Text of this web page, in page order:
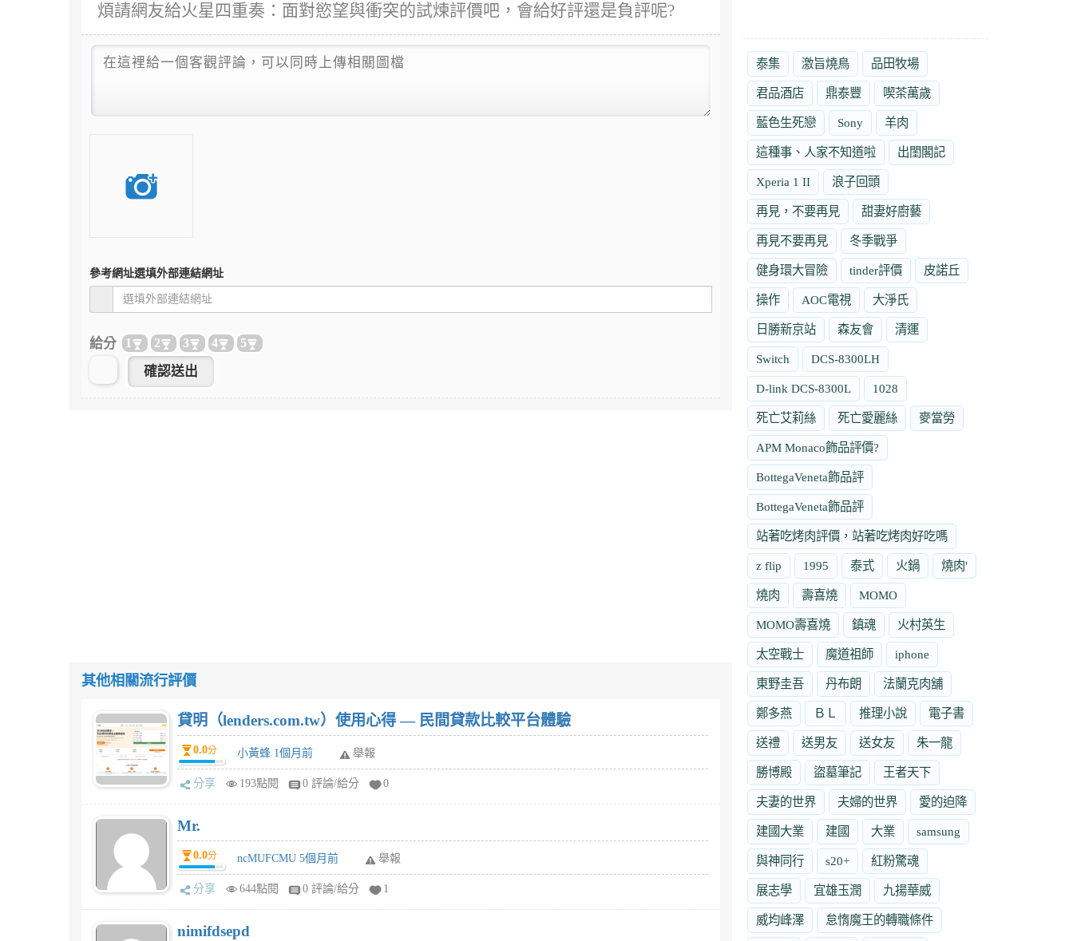
煩請網友給火星四重奏：面對慾望與衝突的試煉評價吧，會給好評還是負評呢?
參考網址選填外部連結網址
給分 1 2 3 4 5
其他相關流行評價
貸明（lenders.com.tw）使用心得 — 民間貸款比較平台體驗
0.0分 小黃蜂 1個月前 舉報
分享 193點閱 0 評論/給分 0
Mr.
0.0分 ncMUFCMU 5個月前 舉報
分享 644點閱 0 評論/給分 1
nimifdsepd
泰集 激旨燒鳥 品田牧場
君品酒店 鼎泰豐 喫茶萬歲
藍色生死戀 Sony 羊肉
這種事、人家不知道啦 出閨閣記
Xperia 1 II 浪子回頭
再見，不要再見 甜妻好廚藝
再見不要再見 冬季戰爭
健身環大冒險 tinder評價 皮諾丘
操作 AOC電視 大淨氏
日勝新京站 森友會 清運
Switch DCS-8300LH
D-link DCS-8300L 1028
死亡艾莉絲 死亡愛麗絲 麥當勞
APM Monaco飾品評價?
BottegaVeneta飾品評
BottegaVeneta飾品評
站著吃烤肉評價，站著吃烤肉好吃嗎
z flip 1995 泰式 火鍋 燒肉'
燒肉 壽喜燒 MOMO
MOMO壽喜燒 鎮魂 火村英生
太空戰士 魔道祖師 iphone
東野圭吾 丹布朗 法蘭克肉舖
鄭多燕 ＢＬ 推理小說 電子書
送禮 送男友 送女友 朱一龍
勝博殿 盜墓筆記 王者天下
夫妻的世界 夫婦的世界 愛的迫降
建國大業 建國 大業 samsung
與神同行 s20+ 紅粉驚魂
展志學 宜雄玉潤 九揚華威
威均峰澤 怠惰魔王的轉職條件